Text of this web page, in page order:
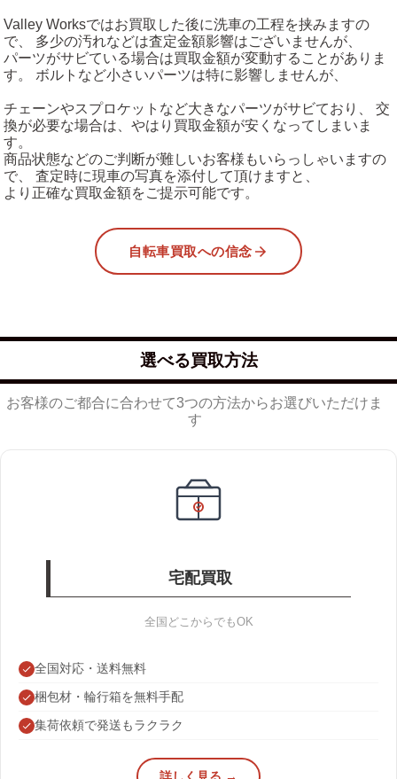
Valley Worksではお買取した後に洗車の工程を挟みますの
で、 多少の汚れなどは査定金額影響はございませんが、
パーツがサビている場合は買取金額が変動することがありま
す。 ボルトなど小さいパーツは特に影響しませんが、
チェーンやスプロケットなど大きなパーツがサビており、 交
換が必要な場合は、やはり買取金額が安くなってしまいま
す。
商品状態などのご判断が難しいお客様もいらっしゃいますの
で、 査定時に現車の写真を添付して頂けますと、
より正確な買取金額をご提示可能です。
自転車買取への信念
選べる買取方法
お客様のご都合に合わせて3つの方法からお選びいただけま
す
宅配買取
全国どこからでもOK
全国対応・送料無料
梱包材・輪行箱を無料手配
集荷依頼で発送もラクラク